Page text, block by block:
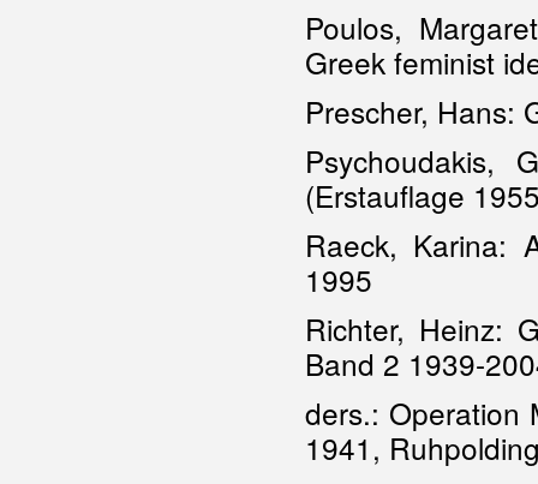
Poulos,
Greek feminist
Prescher, Hans:
Psychoudakis,
(Erstauflage
Raeck, Karina:
1995
Richter, Heinz:
Band 2 1939-
ders.: Operation
1941,